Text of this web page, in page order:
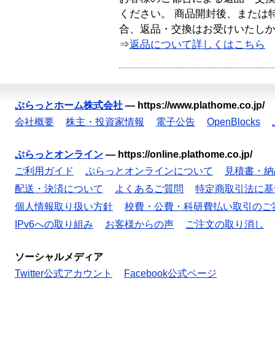
ください。 商品開封後、または
合、返品・交換はお受けいたし
⇒返品について詳しくはこちら
ぷらっとホーム株式会社 — https://www.plathome.co.jp/
会社概要
株主・投資家情報 電子公告 OpenBlocks
ぷらっとオンライン — https://online.plathome.co.jp/
ご利用ガイド
ぷらっとオンラインについて
見積書・
配送・決済について
よくあるご質問
特定商取引法に
個人情報取り扱い方針
校費・公費・科研費払い取引のご
IPv6への取り組み
お客様からの声 ご注文の取り消し
ソーシャルメディア
Twitter公式アカウント
Facebook公式ページ